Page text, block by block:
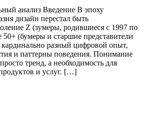
анализ Введение В эпоху
дизайн перестал быть
Z (зумеры, родившиеся с 1997 по
50+ (бумеры и старшие представители
разный цифровой опыт,
и паттерны поведения. Понимание
тренд, а необходимость для
и услуг. […]